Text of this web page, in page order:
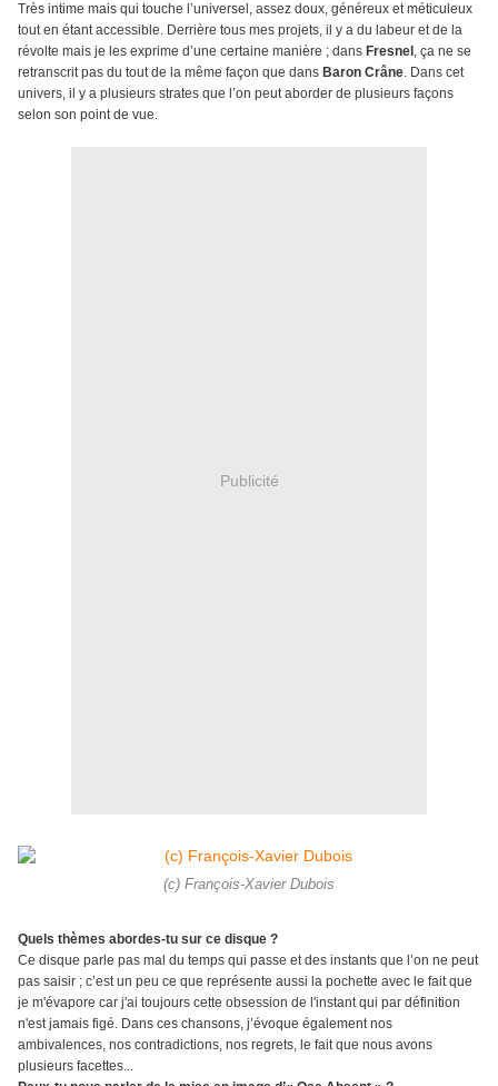
Très intime mais qui touche l’universel, assez doux, généreux et méticuleux
tout en étant accessible. Derrière tous mes projets, il y a du labeur et de la
révolte mais je les exprime d’une certaine manière ; dans Fresnel , ça ne se
retranscrit pas du tout de la même façon que dans Baron Crâne. Dans cet
univers, il y a plusieurs strates que l’on peut aborder de plusieurs façons
selon son point de vue.
Publicité
(c) François-Xavier Dubois
Quels thèmes abordes-tu sur ce disque ?
Ce disque parle pas mal du temps qui passe et des instants que l’on ne peut
pas saisir ; c’est un peu ce que représente aussi la pochette avec le fait que
je m'évapore car j'ai toujours cette obsession de l'instant qui par définition
n'est jamais figé. Dans ces chansons, j’évoque également nos
ambivalences, nos contradictions, nos regrets, le fait que nous avons
plusieurs facettes...